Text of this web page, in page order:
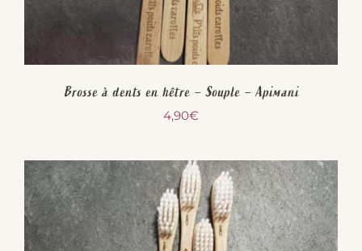
Brosse à dents en hêtre – Souple – Apimani
4,90€